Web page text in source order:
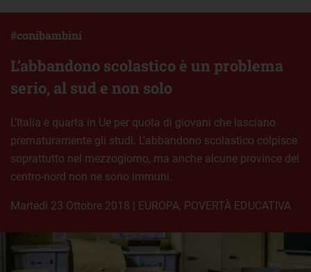
L’abbandono scolastico è un problema
serio, al sud e non solo
#conibambini
L’Italia è quarta in Ue per quota di giovani che lasciano
prematuramente gli studi. L’abbandono scolastico colpisce
soprattutto nel mezzogiorno, ma anche alcune province del
centro-nord non ne sono immuni.
martedì 23 Ottobre 2018 | EUROPA, POVERTÀ EDUCATIVA